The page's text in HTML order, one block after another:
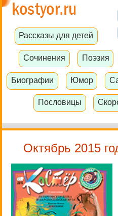
Рассказы для детей
Сочинения Поэзия
Биографии Юмор
Пословицы
Октябрь 2015